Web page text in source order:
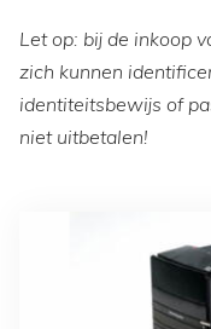
Let op: bij de inkoop
zich kunnen
identiteitsbewijs of
niet uitbetalen!